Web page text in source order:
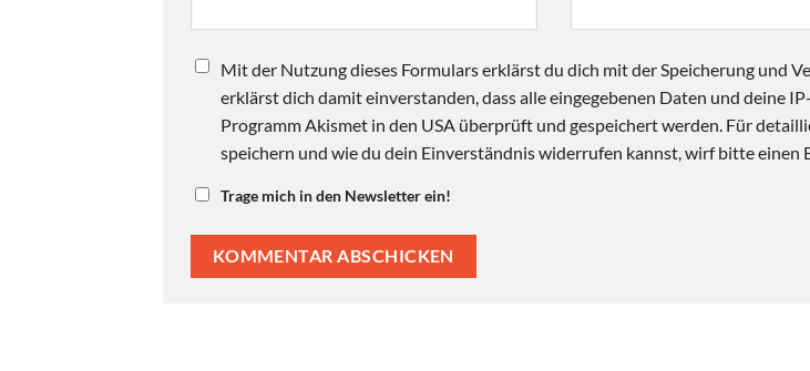
Mit der Nutzung dieses Formulars erklärst du dich mit der Speicherung und
erklärst dich damit einverstanden, dass alle eingegebenen Daten und deine
Programm Akismet in den USA überprüft und gespeichert werden. Für
speichern und wie du dein Einverständnis widerrufen kannst, wirf bitte einen
Trage mich in den Newsletter ein!